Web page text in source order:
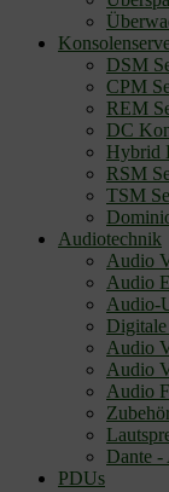
DSM
CPM
REM
DC
Hybrid
RSM
TSM
Audiotechnik
Audio
Audio
Audio-
Audio
Audio
Audio
Dante -
PDUs